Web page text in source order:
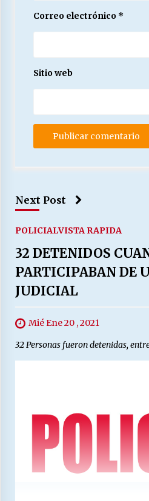
Correo electrónico *
Sitio web
Next Post
POLICIALVISTA RAPIDA
32 DETENIDOS
PARTICIPABAN DE
JUDICIAL
Mié Ene 20 , 2021
32 Personas fueron detenidas,